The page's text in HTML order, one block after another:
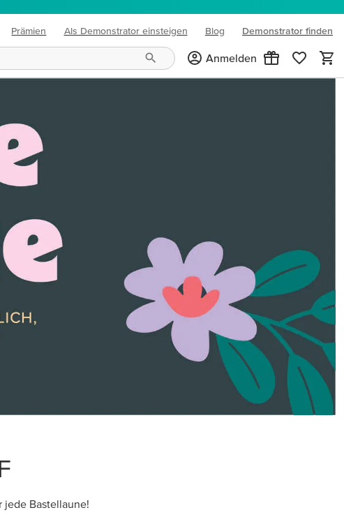
Prämien Als Demonstrator einsteigen Blog
(opens in new tab)
Demonstrator finden
Anmelden
Bastellaune!